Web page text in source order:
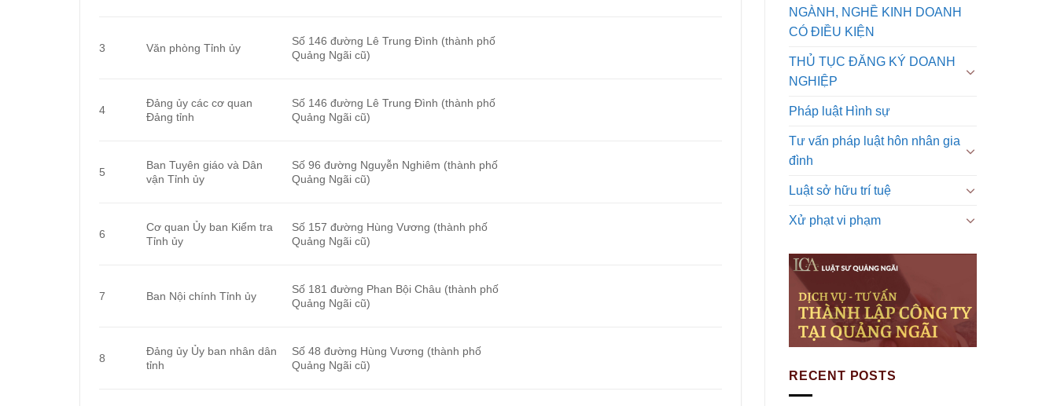
3 Văn phòng Tỉnh ủy
Số 146 đường Lê Trung Đình (thành phố
Quảng Ngãi cũ)
4
Đảng ủy các cơ quan
Đảng tỉnh
Số 146 đường Lê Trung Đình (thành phố
Quảng Ngãi cũ)
5
Ban Tuyên giáo và Dân
vận Tỉnh ủy
Số 96 đường Nguyễn Nghiêm (thành phố
Quảng Ngãi cũ)
6
Cơ quan Ủy ban Kiểm tra
Tỉnh ủy
Số 157 đường Hùng Vương (thành phố
Quảng Ngãi cũ)
7 Ban Nội chính Tỉnh ủy
Số 181 đường Phan Bội Châu (thành phố
Quảng Ngãi cũ)
8
Đảng ủy Ủy ban nhân dân
tỉnh
Số 48 đường Hùng Vương (thành phố
Quảng Ngãi cũ)
NGÀNH, NGHỀ KINH DOANH
CÓ ĐIỀU KIỆN
THỦ TỤC ĐĂNG KÝ DOANH
NGHIỆP
Pháp luật Hình sự
Tư vấn pháp luật hôn nhân gia
đình
Luật sở hữu trí tuệ
Xử phạt vi phạm
RECENT POSTS